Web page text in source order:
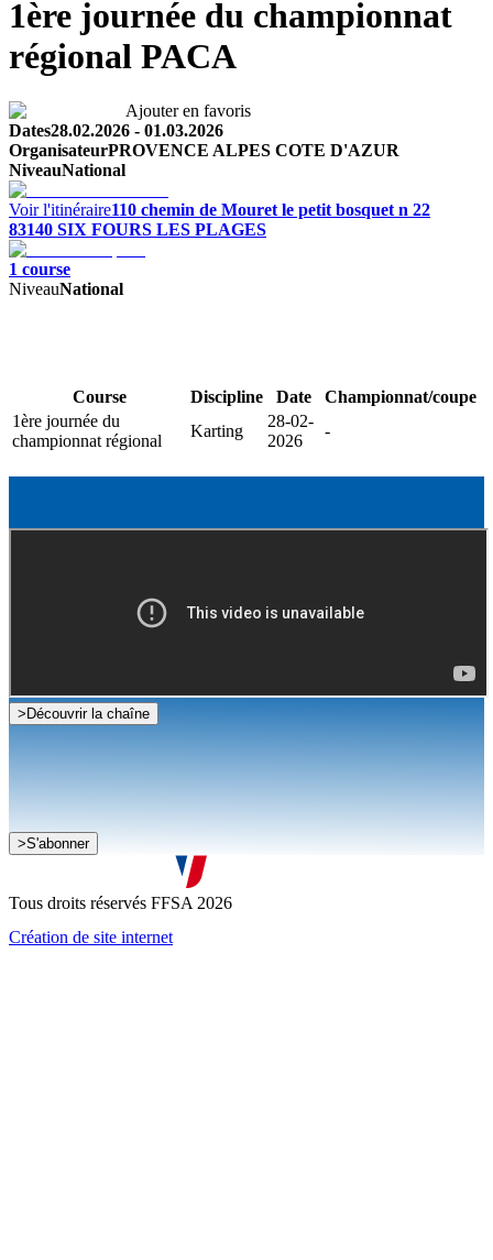
1ère journée du championnat
régional PACA
Ajouter en favoris
Dates28.02.2026 - 01.03.2026
OrganisateurPROVENCE ALPES COTE D'AZUR
NiveauNational
Voir l'itinéraire110 chemin de Mouret le petit bosquet n 22
83140 SIX FOURS LES PLAGES
1 course
NiveauNational
Course Discipline Date
Championnat/coupe
1ère journée du
championnat régional
Karting
28-02-
2026
-
> Découvrir la chaîne
Je souhaite recevoir la newsletter de la FFSA
J'accepte que mes informations soient collectées conformément à
politique de confidentialité
>S'abonner
Tous droits réservés FFSA 2026
Création de site internet